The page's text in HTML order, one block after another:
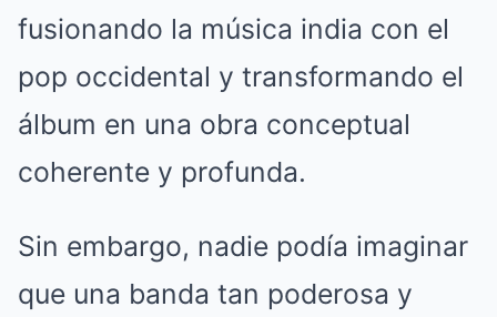
fusionando la música india con el
pop occidental y transformando el
álbum en una obra conceptual
coherente y profunda.
Sin embargo, nadie podía imaginar
que una banda tan poderosa y